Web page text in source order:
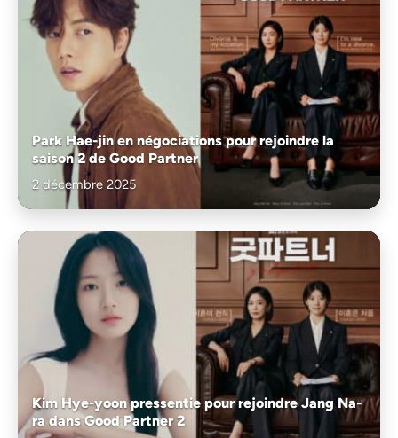
Park Hae-jin en négociations pour rejoindre la
saison 2 de Good Partner
2 décembre 2025
Kim Hye-yoon pressentie pour rejoindre Jang Na-
ra dans Good Partner 2